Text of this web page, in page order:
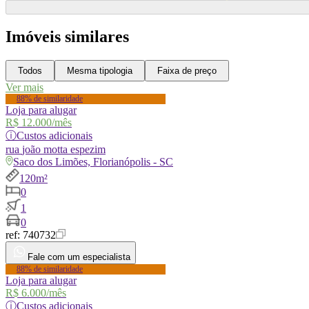
Imóveis similares
Todos Mesma tipologia Faixa de preço
Ver mais
88% de similaridade
Loja para alugar
R$ 12.000/mês
ⓘCustos adicionais
rua joão motta espezim
Saco dos Limões, Florianópolis - SC
120m²
0
1
0
ref: 740732
Fale com um especialista
88% de similaridade
Loja para alugar
R$ 6.000/mês
ⓘCustos adicionais